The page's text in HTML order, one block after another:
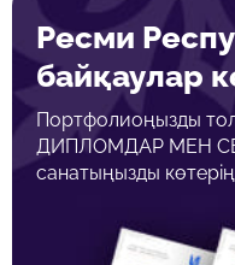
Ресми
байқаулар
Портфолиоңызды
ДИПЛОМДАР МЕН
санатыңызды